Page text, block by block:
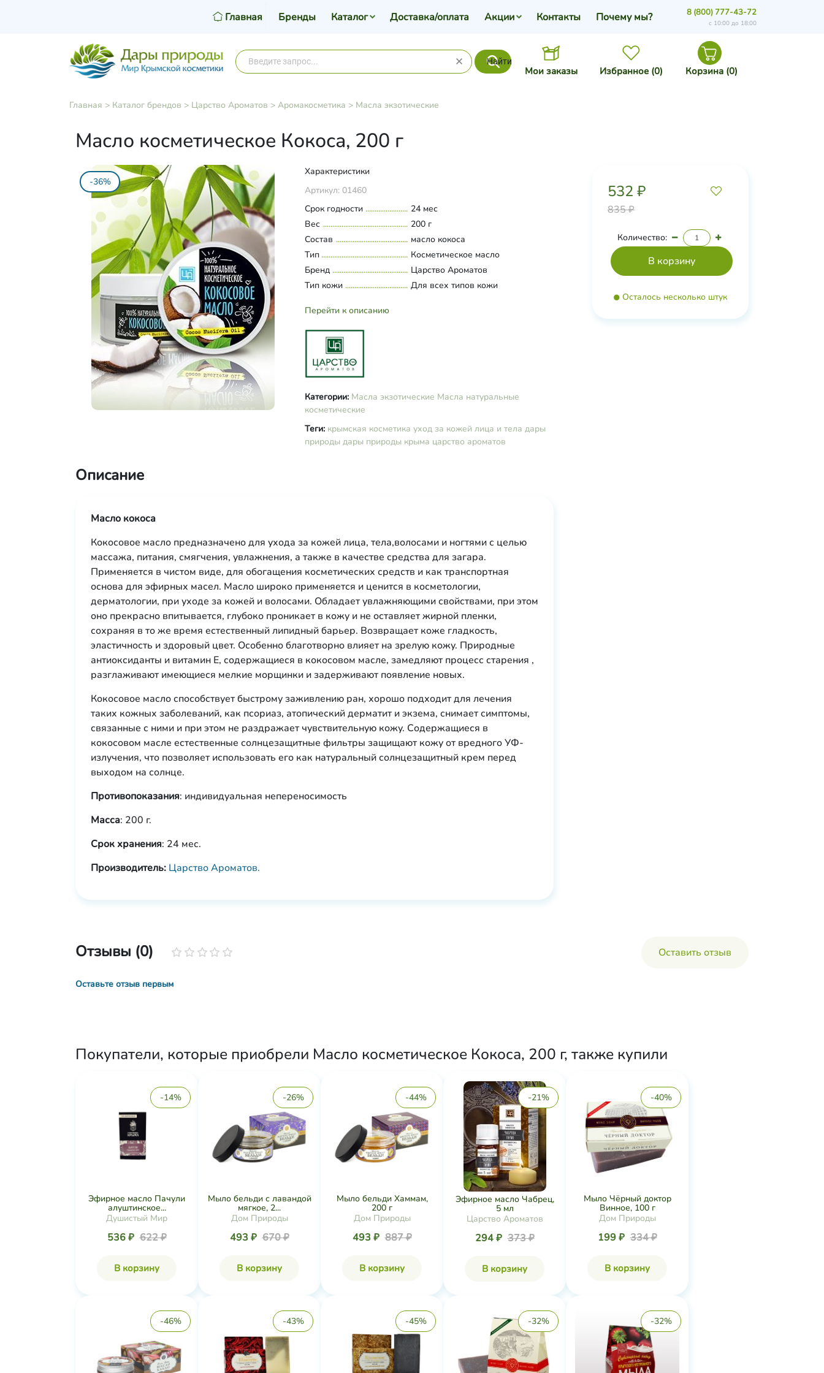
Найти
Мои заказы Избранное (0) Корзина (0)
Главная Бренды Каталог Доставка/оплата Акции Контакты Почему мы? 8 (800) 777-43-72
с 10:00 до 18:00
Главная > Каталог брендов > Царство Ароматов > Аромакосметика > Масла экзотические
Масло косметическое Кокоса, 200 г
-36%
Характеристики
Артикул: 01460
Срок годности
24 мес
Вес
200 г
Состав
масло кокоса
Тип
Косметическое масло
Бренд
Царство Ароматов
Тип кожи
Для всех типов кожи
Перейти к описанию
Категории: Масла экзотические Масла натуральные
косметические
Теги: крымская косметика уход за кожей лица и тела дары
природы дары природы крыма царство ароматов
532 ₽
835 ₽
Количество:
Осталось несколько штук
Описание
Масло кокоса
Кокосовое масло предназначено для ухода за кожей лица, тела,волосами и ногтями с целью
массажа, питания, смягчения, увлажнения, а также в качестве средства для загара.
Применяется в чистом виде, для обогащения косметических средств и как транспортная
основа для эфирных масел. Масло широко применяется и ценится в косметологии,
дерматологии, при уходе за кожей и волосами. Обладает увлажняющими свойствами, при этом
оно прекрасно впитывается, глубоко проникает в кожу и не оставляет жирной пленки,
сохраняя в то же время естественный липидный барьер. Возвращает коже гладкость,
эластичность и здоровый цвет. Особенно благотворно влияет на зрелую кожу. Природные
антиоксиданты и витамин Е, содержащиеся в кокосовом масле, замедляют процесс старения ,
разглаживают имеющиеся мелкие морщинки и задерживают появление новых.
Кокосовое масло способствует быстрому заживлению ран, хорошо подходит для лечения
таких кожных заболеваний, как псориаз, атопический дерматит и экзема, снимает симптомы,
связанные с ними и при этом не раздражает чувствительную кожу. Содержащиеся в
кокосовом масле естественные солнцезащитные фильтры защищают кожу от вредного УФ-
излучения, что позволяет использовать его как натуральный солнцезащитный крем перед
выходом на солнце.
Противопоказания: индивидуальная непереносимость
Масса: 200 г.
Срок хранения: 24 мес.
Производитель: Царство Ароматов.
Отзывы (0) Оставить отзыв
Оставьте отзыв первым
Покупатели, которые приобрели Масло косметическое Кокоса, 200 г, также купили
-14%
Эфирное масло Пачули
алуштинское...
Душистый Мир
536 ₽ 622 ₽
В корзину
-26%
Мыло бельди с лавандой
мягкое, 2...
Дом Природы
493 ₽ 670 ₽
В корзину
-44%
Мыло бельди Хаммам,
200 г
Дом Природы
493 ₽ 887 ₽
В корзину
-21%
Эфирное масло Чабрец,
5 мл
Царство Ароматов
294 ₽ 373 ₽
В корзину
-40%
Мыло Чёрный доктор
Винное, 100 г
Дом Природы
199 ₽ 334 ₽
В корзину
-46% -43% -45% -32% -32%